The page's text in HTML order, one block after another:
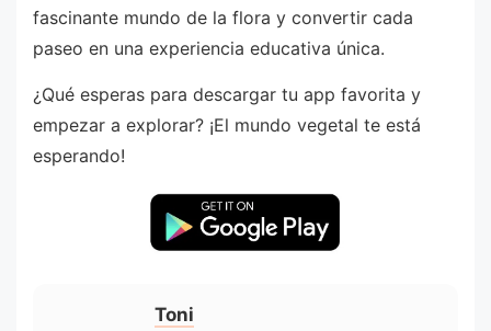
fascinante mundo de la flora y convertir cada
paseo en una experiencia educativa única.
¿Qué esperas para descargar tu app favorita y
empezar a explorar? ¡El mundo vegetal te está
esperando!
Toni